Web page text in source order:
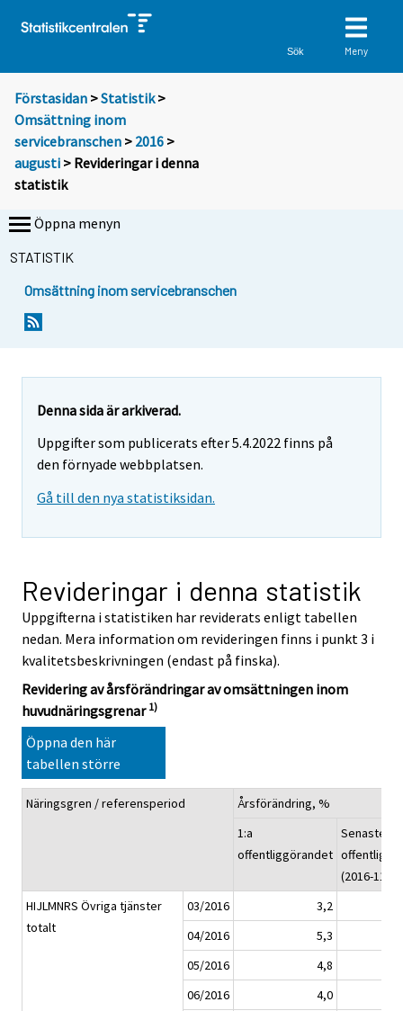
Sök Meny
Förstasidan >Statistik >
Omsättning inom
servicebranschen > 2016 >
augusti > Revideringar i denna
statistik
Öppna menyn
STATISTIK
Omsättning inom servicebranschen
Denna sida är arkiverad.
Uppgifter som publicerats efter 5.4.2022 finns på
den förnyade webbplatsen.
Gå till den nya statistiksidan.
Revideringar i denna statistik
Uppgifterna i statistiken har reviderats enligt tabellen
nedan. Mera information om revideringen finns i punkt 3 i
kvalitetsbeskrivningen (endast på finska).
Revidering av årsförändringar av omsättningen inom
huvudnäringsgrenar 1)
Öppna den här
tabellen större
Näringsgren / referensperiod
Årsförändring, %
1:a
offentliggörandet
Senaste
(2016-11-
HIJLMNRS Övriga tjänster
totalt
03/2016
3,2
04/2016
5,3
05/2016
4,8
06/2016
4,0